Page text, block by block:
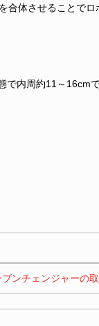
体させることでロ
内周約11～16cmで
ブンチェンジャーの